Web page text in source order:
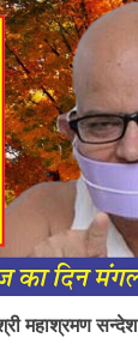
महाश्रमण सन्देश